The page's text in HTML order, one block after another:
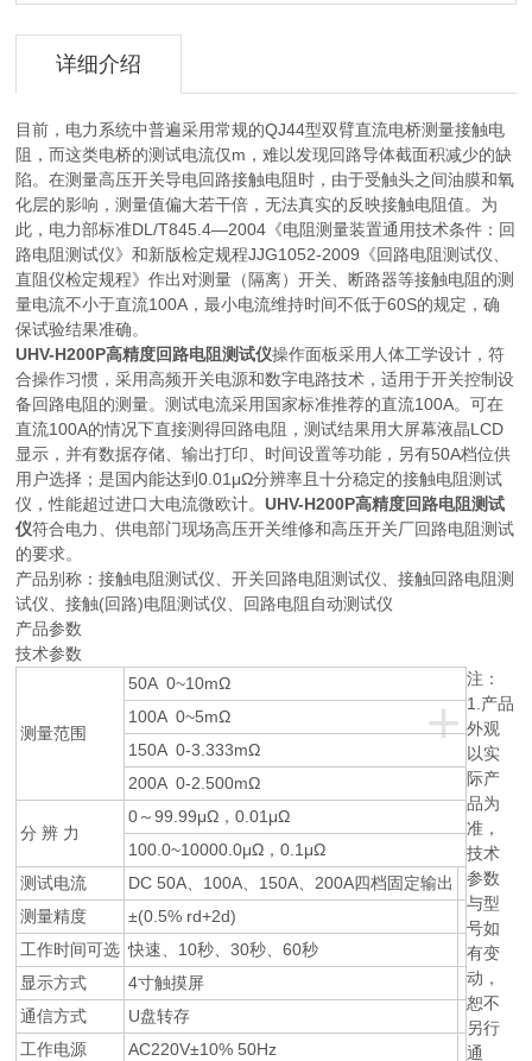
详细介绍
目前，电力系统中普遍采用常规的QJ44型双臂直流电桥测量接触电
阻，而这类电桥的测试电流仅m，难以发现回路导体截面积减少的缺
陷。在测量高压开关导电回路接触电阻时，由于受触头之间油膜和氧
化层的影响，测量值偏大若干倍，无法真实的反映接触电阻值。为
此，电力部标准DL/T845.4—2004《电阻测量装置通用技术条件：回
路电阻测试仪》和新版检定规程JJG1052-2009《回路电阻测试仪、
直阻仪检定规程》作出对测量（隔离）开关、断路器等接触电阻的测
量电流不小于直流100A，最小电流维持时间不低于60S的规定，确
保试验结果准确。
UHV-H200P高精度回路电阻测试仪操作面板采用人体工学设计，符
合操作习惯，采用高频开关电源和数字电路技术，适用于开关控制设
备回路电阻的测量。测试电流采用国家标准推荐的直流100A。可在
直流100A的情况下直接测得回路电阻，测试结果用大屏幕液晶LCD
显示，并有数据存储、输出打印、时间设置等功能，另有50A档位供
用户选择；是国内能达到0.01μΩ分辨率且十分稳定的接触电阻测试
仪，性能超过进口大电流微欧计。UHV-H200P高精度回路电阻测试
仪符合电力、供电部门现场高压开关维修和高压开关厂回路电阻测试
的要求。
产品别称：接触电阻测试仪、开关回路电阻测试仪、接触回路电阻测
试仪、接触(回路)电阻测试仪、回路电阻自动测试仪
产品参数
技术参数
+
测量范围
50A 0~10mΩ
100A 0~5mΩ
150A 0-3.333mΩ
200A 0-2.500mΩ
分 辨 力
0～99.99μΩ，0.01μΩ
100.0~10000.0μΩ，0.1μΩ
测试电流
DC 50A、100A、150A、200A四档固定输出
测量精度
±(0.5% rd+2d)
工作时间可选 快速、10秒、30秒、60秒
显示方式
4寸触摸屏
通信方式
U盘转存
工作电源
AC220V±10% 50Hz
注：
1.产品
外观
以实
际产
品为
准，
技术
参数
与型
号如
有变
动，
恕不
另行
通